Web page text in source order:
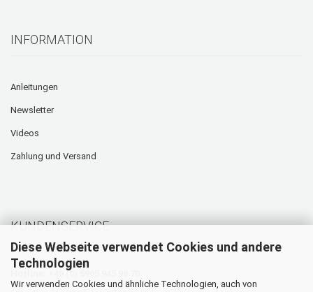
Diese Webseite verwendet Cookies und andere
Technologien
Wir verwenden Cookies und ähnliche Technologien, auch von
INFORMATION
Anleitungen
Newsletter
Videos
Zahlung und Versand
KUNDENSERVICE
Hotline: +49 (0) 5905 945 98 70